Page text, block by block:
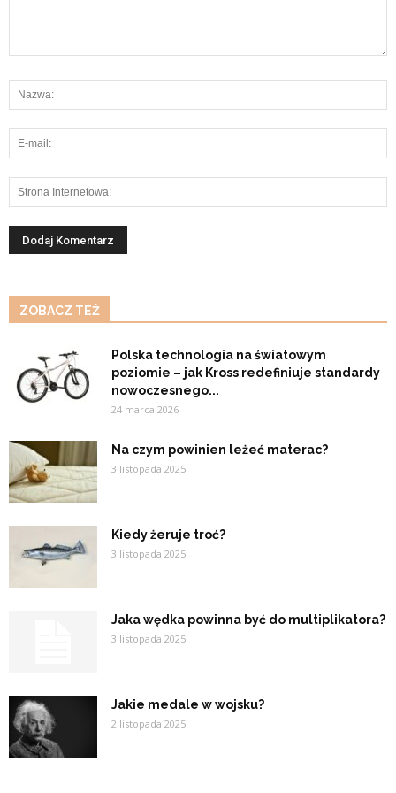
ZOBACZ TEŻ
Polska technologia na światowym
poziomie – jak Kross redefiniuje standardy
nowoczesnego...
24 marca 2026
Na czym powinien leżeć materac?
3 listopada 2025
Kiedy żeruje troć?
3 listopada 2025
Jaka wędka powinna być do multiplikatora?
3 listopada 2025
Jakie medale w wojsku?
2 listopada 2025